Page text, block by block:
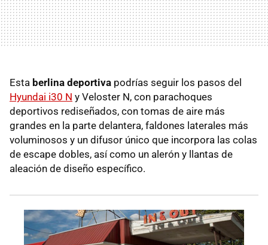
Esta berlina deportiva podrías seguir los pasos del
Hyundai i30 N y Veloster N, con parachoques
deportivos rediseñados, con tomas de aire más
grandes en la parte delantera, faldones laterales más
voluminosos y un difusor único que incorpora las colas
de escape dobles, así como un alerón y llantas de
aleación de diseño específico.